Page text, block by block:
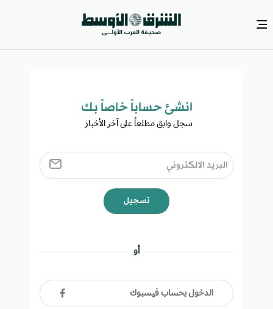
انشئ حساباً خاصاً بك​
سجل وابق مطلعاً على آخر الأخبار ​
تسجيل
أو
الدخول بحساب فيسبوك